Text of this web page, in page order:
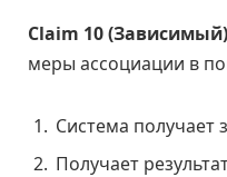
Claim 10
меры ассоциации в
Система получает
Получает